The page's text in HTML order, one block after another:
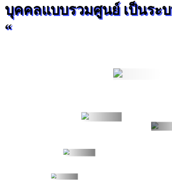
บุคคลแบบรวมศูนย์ เป็นระ
“